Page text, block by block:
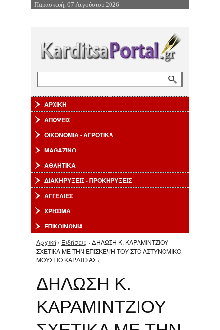
Επιστροφή στην Πλοήγηση
Παρασκευή, 07 Αυγούστου 2026
ΑΡΧΙΚΗ
ΑΠΟΨΕΙΣ
ΟΙΚΟΝΟΜΙΑ - ΑΓΡΟΤΙΚΑ
MAGAZINO
ΑΘΛΗΤΙΚΑ
ΔΙΑΚΗΡΥΞΕΙΣ - ΠΡΟΚΗΡΥΞΕΙΣ
ΑΓΓΕΛΙΕΣ
ΧΡΗΣΙΜΑ
ΕΠΙΚΟΙΝΩΝΙΑ
Είστε εδώ
Αρχική › Ειδήσεις › ΔΗΛΩΣΗ Κ. ΚΑΡΑΜΙΝΤΖΙΟΥ
ΣΧΕΤΙΚΑ ΜΕ ΤΗΝ ΕΠΙΣΚΕΨΗ ΤΟΥ ΣΤΟ ΑΣΤΥΝΟΜΙΚΟ
ΜΟΥΣΕΙΟ ΚΑΡΔΙΤΣΑΣ ›
ΔΗΛΩΣΗ Κ.
ΚΑΡΑΜΙΝΤΖΙΟΥ